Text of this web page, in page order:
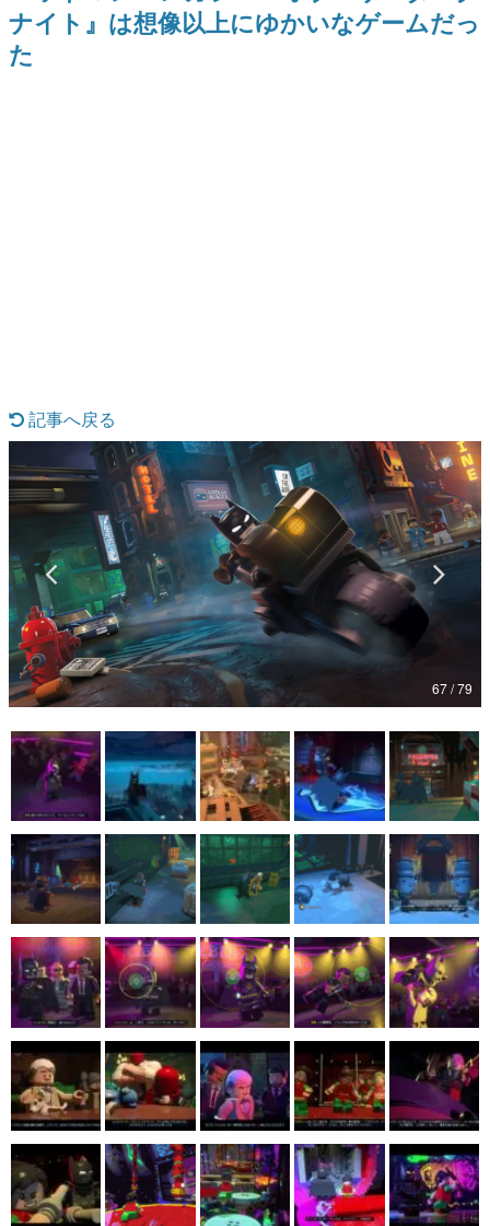
の形をした短編ホラー小説集です。
具体的な形から解き明かしていく、硬派で骨太な評論連載
です。
ゲームが変えた日本語
「経験値」「裏技」「ラスボス」… ゲームにまつわる言葉
の起源や用法の変遷を、コンピューター文化史研究家・タ
イニーP氏が徹底調査。
カテゴリ
特集記事
マンガ
女性向け
アプリレビュー
その他
電ファミニコゲーマーとは？
運営：株式会社マレ
ナイト』は想像以上にゆかいなゲームだっ
た
記事へ戻る
67 / 79